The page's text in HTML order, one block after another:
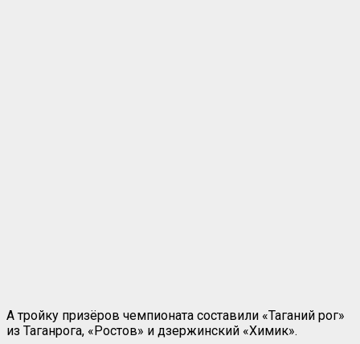
А тройку призёров чемпионата составили «Таганий рог»
из Таганрога, «Ростов» и дзержинский «Химик».